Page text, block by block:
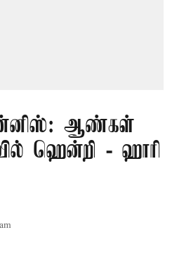
ஆண்கள்
ஹென்றி - ஹாரி